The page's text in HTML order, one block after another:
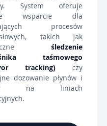
System oferuje
wsparcie dla
procesów
takich jak
śledzenie
taśmowego
tracking) czy
dozowanie płynów i
na liniach